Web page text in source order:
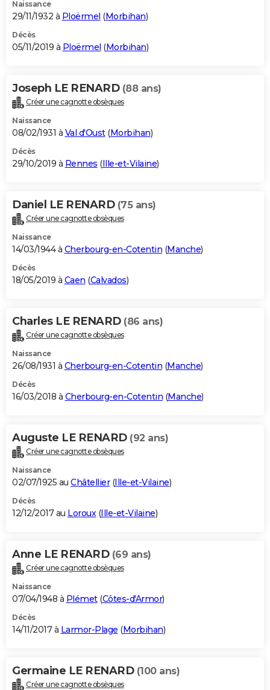
Naissance
29/11/1932 à Ploërmel (Morbihan)
Décès
05/11/2019 à Ploërmel (Morbihan)
Joseph LE RENARD (88 ans)
Créer une cagnotte obsèques
Naissance
08/02/1931 à Val d'Oust(Morbihan)
Décès
29/10/2019 à Rennes (Ille-et-Vilaine)
Daniel LE RENARD (75 ans)
Créer une cagnotte obsèques
Naissance
14/03/1944 à Cherbourg-en-Cotentin (Manche)
Décès
18/05/2019 à Caen (Calvados)
Charles LE RENARD (86 ans)
Créer une cagnotte obsèques
Naissance
26/08/1931 à Cherbourg-en-Cotentin (Manche)
Décès
16/03/2018 à Cherbourg-en-Cotentin (Manche)
Auguste LE RENARD (92 ans)
Créer une cagnotte obsèques
Naissance
02/07/1925 au Châtellier(Ille-et-Vilaine)
Décès
12/12/2017 au Loroux(Ille-et-Vilaine)
Anne LE RENARD (69 ans)
Créer une cagnotte obsèques
Naissance
07/04/1948 à Plémet(Côtes-d'Armor)
Décès
14/11/2017 à Larmor-Plage (Morbihan)
Germaine LE RENARD (100 ans)
Créer une cagnotte obsèques